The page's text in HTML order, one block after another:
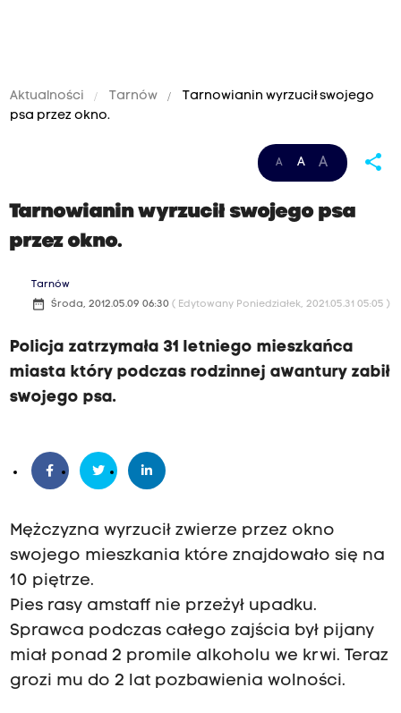
Aktualności Tarnów
Tarnowianin wyrzucił swojego
psa przez okno.
A A A share
Tarnowianin wyrzucił swojego psa
przez okno.
Tarnów
date_range Środa, 2012.05.09 06:30 ( Edytowany Poniedziałek, 2021.05.31 05:05 )
Policja zatrzymała 31 letniego mieszkańca
miasta który podczas rodzinnej awantury zabił
swojego psa.
Mężczyzna wyrzucił zwierze przez okno
swojego mieszkania które znajdowało się na
10 piętrze.
Pies rasy amstaff nie przeżył upadku.
Sprawca podczas całego zajścia był pijany
miał ponad 2 promile alkoholu we krwi. Teraz
grozi mu do 2 lat pozbawienia wolności.